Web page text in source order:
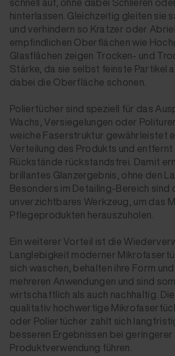
hinterlassen. Gleichzeitig gleiten sie
und verhindern so Kratzer oder
empfindlichen Oberflächen wie
Glasflächen zeigen Trocken- und
Stärke, da sie selbst feinste Partikel
dabei die Oberfläche schonen.
Poliertücher sind speziell für das
Wachs, Versiegelungen oder
weiche Faserstruktur gewährleistet
Verteilung des Produkts und
Rückstände rückstandsfrei. Damit
brillantes Glanzergebnis, ohne den
Besonders im Detailing-Bereich sind
unverzichtbares Werkzeug, um das
Pflegeprodukten herauszuholen.
Ein weiterer Vorteil ist die
Langlebigkeit moderner
sich waschen, behalten ihre Form
mehreren Anwendungen und sind
wirtschaftlich als auch nachhaltig.
qualitativ hochwertige
oder Poliertücher zahlt sich
besseren Ergebnissen bei geringerer
Produktverwendung führen.